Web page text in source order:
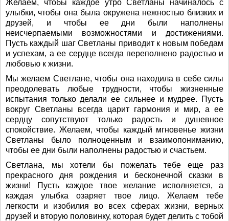
Желаем, чтобы каждое утро Светланы начиналось с
улыбки, чтобы она была окружена нежностью близких и
друзей, и чтобы ее дни были наполнены
неисчерпаемыми возможностями и достижениями.
Пусть каждый шаг Светланы приводит к новым победам
и успехам, а ее сердце всегда переполнено радостью и
любовью к жизни.
Мы желаем Светлане, чтобы она находила в себе силы
преодолевать любые трудности, чтобы жизненные
испытания только делали ее сильнее и мудрее. Пусть
вокруг Светланы всегда царит гармония и мир, а ее
сердцу сопутствуют только радость и душевное
спокойствие. Желаем, чтобы каждый мгновенье жизни
Светланы было полноценным и взаимопониманию,
чтобы ее дни были наполнены радостью и счастьем.
Светлана, мы хотели бы пожелать тебе еще раз
прекрасного дня рождения и бесконечной сказки в
жизни! Пусть каждое твое желание исполняется, а
каждая улыбка озаряет твое лицо. Желаем тебе
легкости и изобилия во всех сферах жизни, верных
друзей и вторую половинку, которая будет делить с тобой